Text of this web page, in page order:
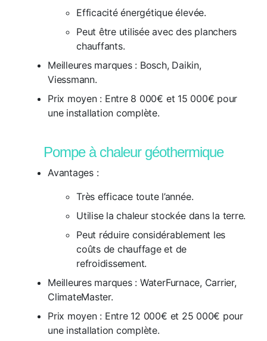
Efficacité énergétique élevée.
Peut être utilisée avec des planchers
chauffants.
Meilleures marques : Bosch, Daikin,
Viessmann.
Prix moyen : Entre 8 000€ et 15 000€ pour
une installation complète.
Pompe à chaleur géothermique
Avantages :
Très efficace toute l’année.
Utilise la chaleur stockée dans la terre.
Peut réduire considérablement les
coûts de chauffage et de
refroidissement.
Meilleures marques : WaterFurnace, Carrier,
ClimateMaster.
Prix moyen : Entre 12 000€ et 25 000€ pour
une installation complète.